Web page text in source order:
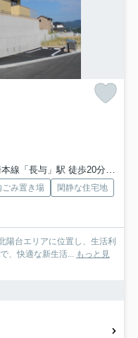
線「長与」駅 徒歩20分
ごみ置き場
閑静な住宅地
陽台エリアに位置し、生活利
、快適な新生活... もっと見